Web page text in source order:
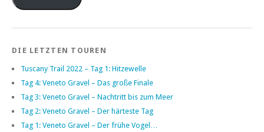
DIE LETZTEN TOUREN
Tuscany Trail 2022 – Tag 1: Hitzewelle
Tag 4: Veneto Gravel – Das große Finale
Tag 3: Veneto Gravel – Nachtritt bis zum Meer
Tag 2: Veneto Gravel – Der härteste Tag
Tag 1: Veneto Gravel – Der frühe Vogel…